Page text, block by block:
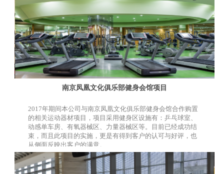
南京凤凰文化俱乐部健身会馆项目
2017年期间本公司与南京凤凰文化俱乐部健身会馆合作购置
的相关运动器材项目，项目采用健身区设施有：乒乓球室、
动感单车房、有氧器械区、力量器械区等。目前已经成功结
束，而且此项目的实施，更是有得到客户的认可与好评，也
从侧面反映出客户的满意。